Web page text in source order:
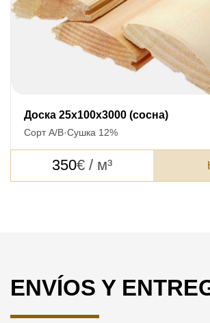
Доска 25x100x3000 (сосна)
Сорт А/В·Сушка 12%
350€ / м³
ENVÍOS Y